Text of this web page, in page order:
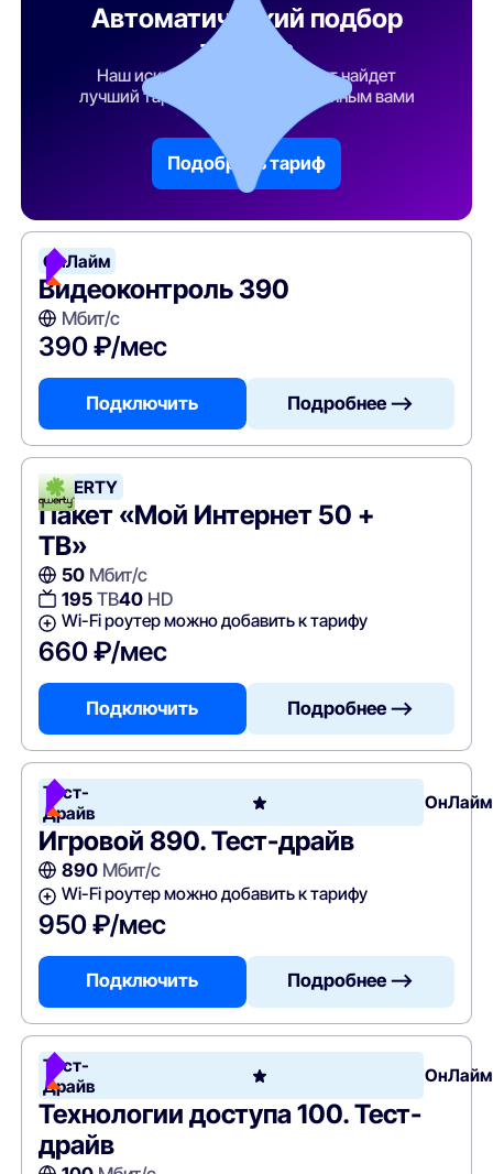
Автоматический подбор
тарифа
Наш искусственный интеллект найдет
лучший тарифный план по указанным вами
Подобрать тариф
ОнЛайм
Видеоконтроль 390
Мбит/с
390 ₽/мес
Подключить Подробнее —>
QWERTY
Пакет «Мой Интернет 50 +
ТВ»
50Мбит/с
195ТВ40HD
Wi-Fi роутер можно добавить к тарифу
660 ₽/мес
Подключить Подробнее —>
Тест-
Драйв
ОнЛайм
Игровой 890. Тест-драйв
890Мбит/с
Wi-Fi роутер можно добавить к тарифу
950 ₽/мес
Подключить Подробнее —>
Тест-
Драйв
ОнЛайм
Технологии доступа 100. Тест-
драйв